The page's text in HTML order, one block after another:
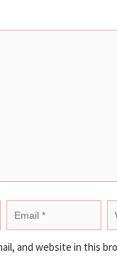
and website in this